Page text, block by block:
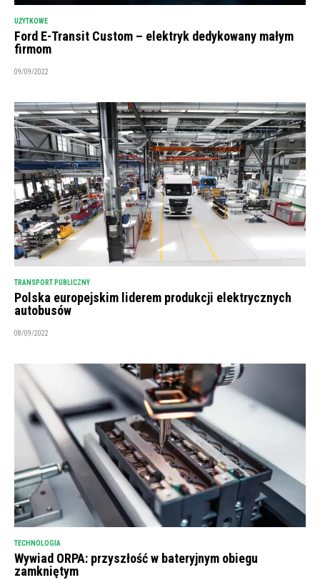
UŻYTKOWE
Ford E-Transit Custom – elektryk dedykowany małym
firmom
09/09/2022
TRANSPORT PUBLICZNY
Polska europejskim liderem produkcji elektrycznych
autobusów
08/09/2022
TECHNOLOGIA
Wywiad ORPA: przyszłość w bateryjnym obiegu
zamkniętym